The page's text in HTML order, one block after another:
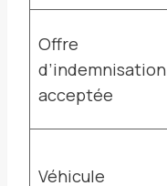
Offre
d’indemnisation
acceptée
Véhicule